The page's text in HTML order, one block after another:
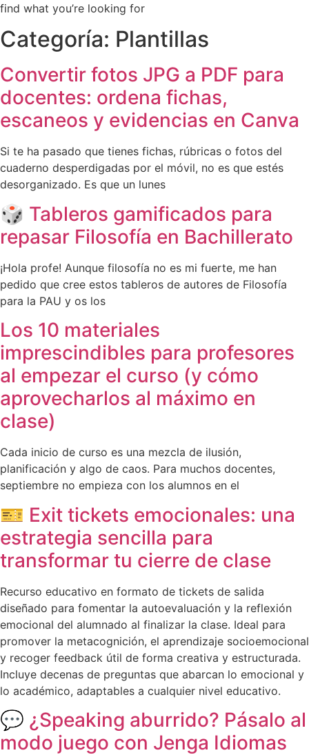
find what you’re looking for
Categoría: Plantillas
Convertir fotos JPG a PDF para
docentes: ordena fichas,
escaneos y evidencias en Canva
Si te ha pasado que tienes fichas, rúbricas o fotos del
cuaderno desperdigadas por el móvil, no es que estés
desorganizado. Es que un lunes
🎲 Tableros gamificados para
repasar Filosofía en Bachillerato
¡Hola profe! Aunque filosofía no es mi fuerte, me han
pedido que cree estos tableros de autores de Filosofía
para la PAU y os los
Los 10 materiales
imprescindibles para profesores
al empezar el curso (y cómo
aprovecharlos al máximo en
clase)
Cada inicio de curso es una mezcla de ilusión,
planificación y algo de caos. Para muchos docentes,
septiembre no empieza con los alumnos en el
🎫 Exit tickets emocionales: una
estrategia sencilla para
transformar tu cierre de clase
Recurso educativo en formato de tickets de salida
diseñado para fomentar la autoevaluación y la reflexión
emocional del alumnado al finalizar la clase. Ideal para
promover la metacognición, el aprendizaje socioemocional
y recoger feedback útil de forma creativa y estructurada.
Incluye decenas de preguntas que abarcan lo emocional y
lo académico, adaptables a cualquier nivel educativo.
💬 ¿Speaking aburrido? Pásalo al
modo juego con Jenga Idiomas